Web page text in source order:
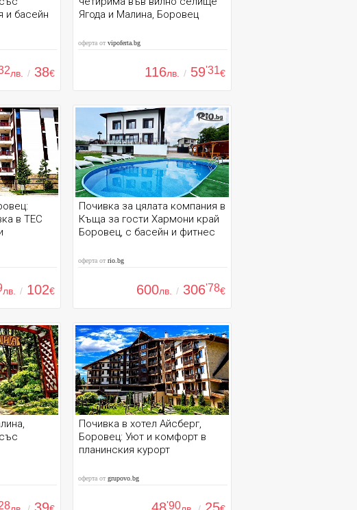
и басейн
лв. / 38€
Ягода и Малина, Боровец
оферта от vipoferta.bg
116лв. / 59'31€
в ТЕС
лв. / 102€
Почивка за цялата компания в
Къща за гости Хармони край
Боровец, с басейн и фитнес
оферта от rio.bg
600лв. / 306'78€
Почивка в хотел Айсберг,
Боровец: Уют и комфорт в
планинския курорт
оферта от grupovo.bg
'90